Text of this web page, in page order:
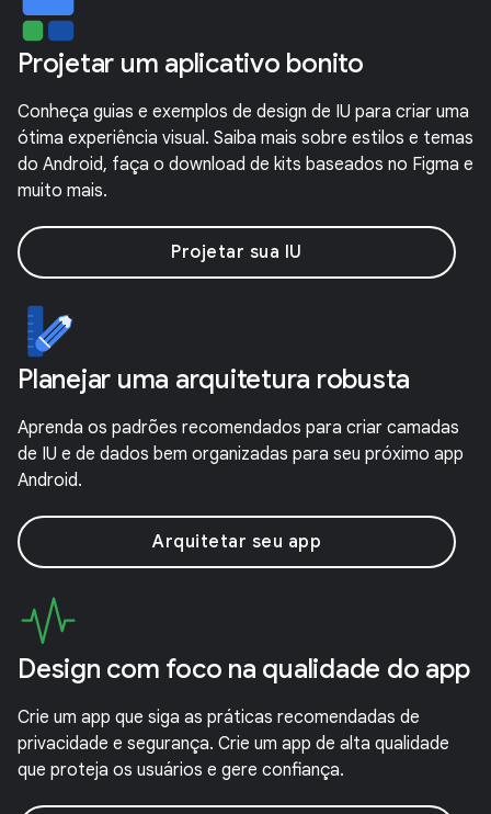
Projetar um aplicativo bonito
Conheça guias e exemplos de design de IU para criar uma
ótima experiência visual. Saiba mais sobre estilos e temas
do Android, faça o download de kits baseados no Figma e
muito mais.
Projetar sua IU
Planejar uma arquitetura robusta
Aprenda os padrões recomendados para criar camadas
de IU e de dados bem organizadas para seu próximo app
Android.
Arquitetar seu app
Design com foco na qualidade do app
Crie um app que siga as práticas recomendadas de
privacidade e segurança. Crie um app de alta qualidade
que proteja os usuários e gere confiança.